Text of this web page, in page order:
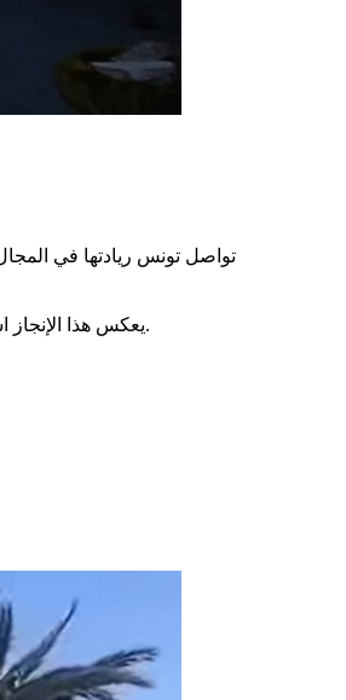
تواصل تونس ريادتها في
يعكس هذا الإنجاز استراتيجية الدولة في تحديث المنظومة الصحية، دعم البحث الطبي، وتعزيز التكوين المستمر للكوادر الطبية، بما يضمن تقديم خدمات صحية ذات جودة عالية للمواطنين.